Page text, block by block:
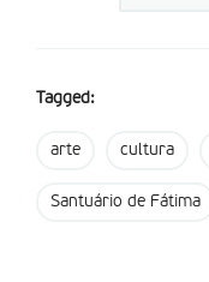
Tagged:
arte cultura
Santuário de Fátima